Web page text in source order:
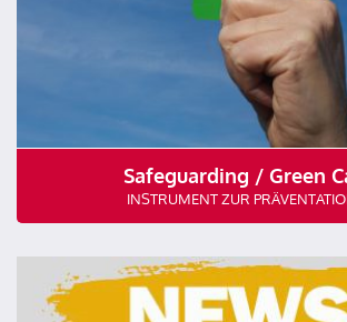
Safeguarding / Green
INSTRUMENT ZUR